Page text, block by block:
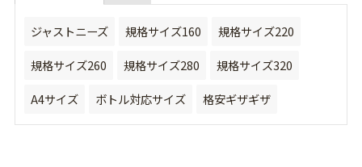
ジャストニーズ 規格サイズ160
規格サイズ220
規格サイズ260
規格サイズ280
規格サイズ320
A4サイズ
ボトル対応サイズ 格安ギザギザ